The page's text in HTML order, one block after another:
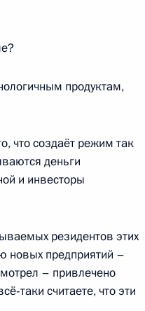
продуктам,
что создаёт режим так
деньги
и инвесторы
резидентов этих
новых предприятий –
– привлечено
считаете, что эти